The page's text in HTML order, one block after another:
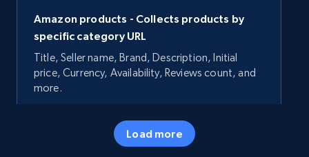
Amazon products - Collects products by
specific category URL
Title, Seller name, Brand, Description, Initial
price, Currency, Availability, Reviews count, and
more.
5.7K+ Commencer
Load more